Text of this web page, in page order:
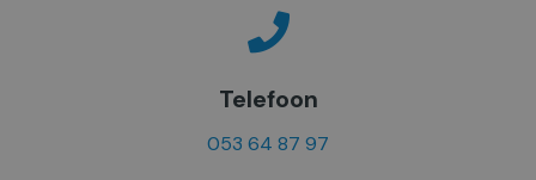
Telefoon
053 64 87 97